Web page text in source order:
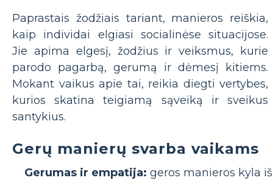
Paprastais žodžiais tariant, manieros reiškia,
kaip individai elgiasi socialinėse situacijose.
Jie apima elgesį, žodžius ir veiksmus, kurie
parodo pagarbą, gerumą ir dėmesį kitiems.
Mokant vaikus apie tai, reikia diegti vertybes,
kurios skatina teigiamą sąveiką ir sveikus
santykius.
Gerų manierų svarba vaikams
Gerumas ir empatija: geros manieros kyla iš